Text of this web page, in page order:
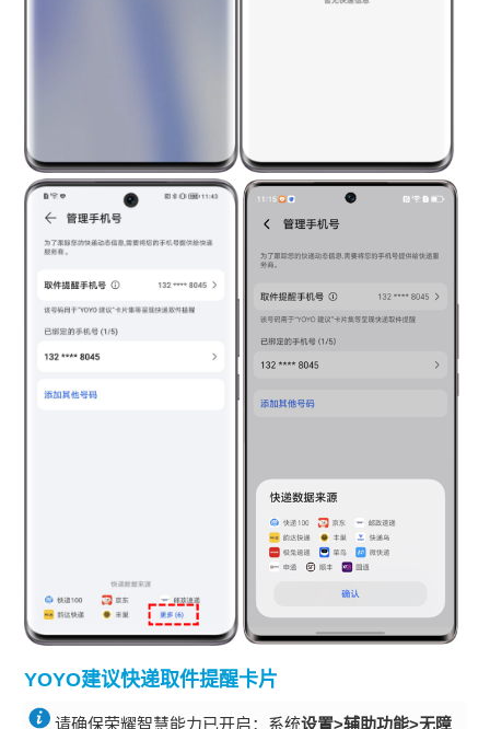
YOYO建议快递取件提醒卡片
请确保荣耀智慧能力已开启：系统设置>辅助功能>无障